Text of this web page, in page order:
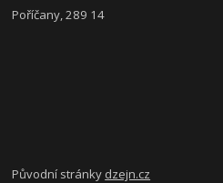
Poříčany, 289 14
Původní stránky dzejn.cz